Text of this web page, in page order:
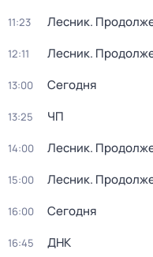
11:23 Лесник.
12:11 Лесник.
13:00 Сегодня
13:25 ЧП
14:00 Лесник.
15:00 Лесник.
16:00 Сегодня
16:45 ДНК